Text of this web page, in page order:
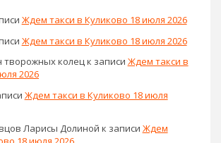
Ждем такси в Куликово 18 июля 2026
Ждем такси в Куликово 18 июля 2026
творожных колецк записи Ждем такси в
2026
Ждем такси в Куликово 18 июля
Ларисы Долиной к записи Ждем